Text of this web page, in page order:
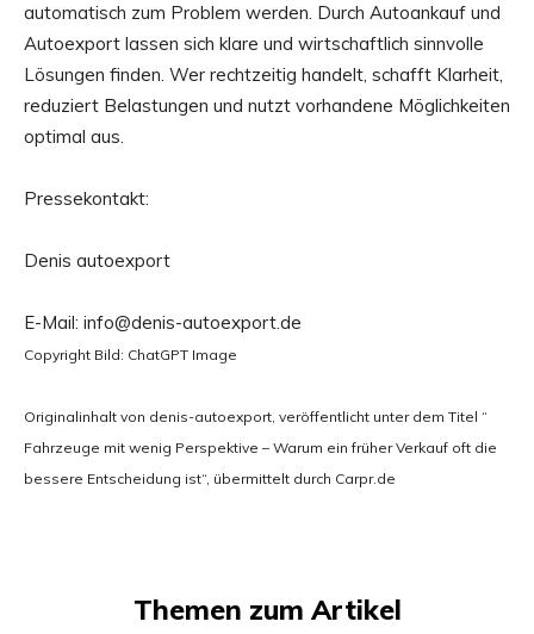
automatisch zum Problem werden. Durch Autoankauf und
Autoexport lassen sich klare und wirtschaftlich sinnvolle
Lösungen finden. Wer rechtzeitig handelt, schafft Klarheit,
reduziert Belastungen und nutzt vorhandene Möglichkeiten
optimal aus.
Pressekontakt:
Denis autoexport
E-Mail: info@denis-autoexport.de
Copyright Bild: ChatGPT Image
Originalinhalt von denis-autoexport, veröffentlicht unter dem Titel “
Fahrzeuge mit wenig Perspektive – Warum ein früher Verkauf oft die
bessere Entscheidung ist“, übermittelt durch Carpr.de
Themen zum Artikel